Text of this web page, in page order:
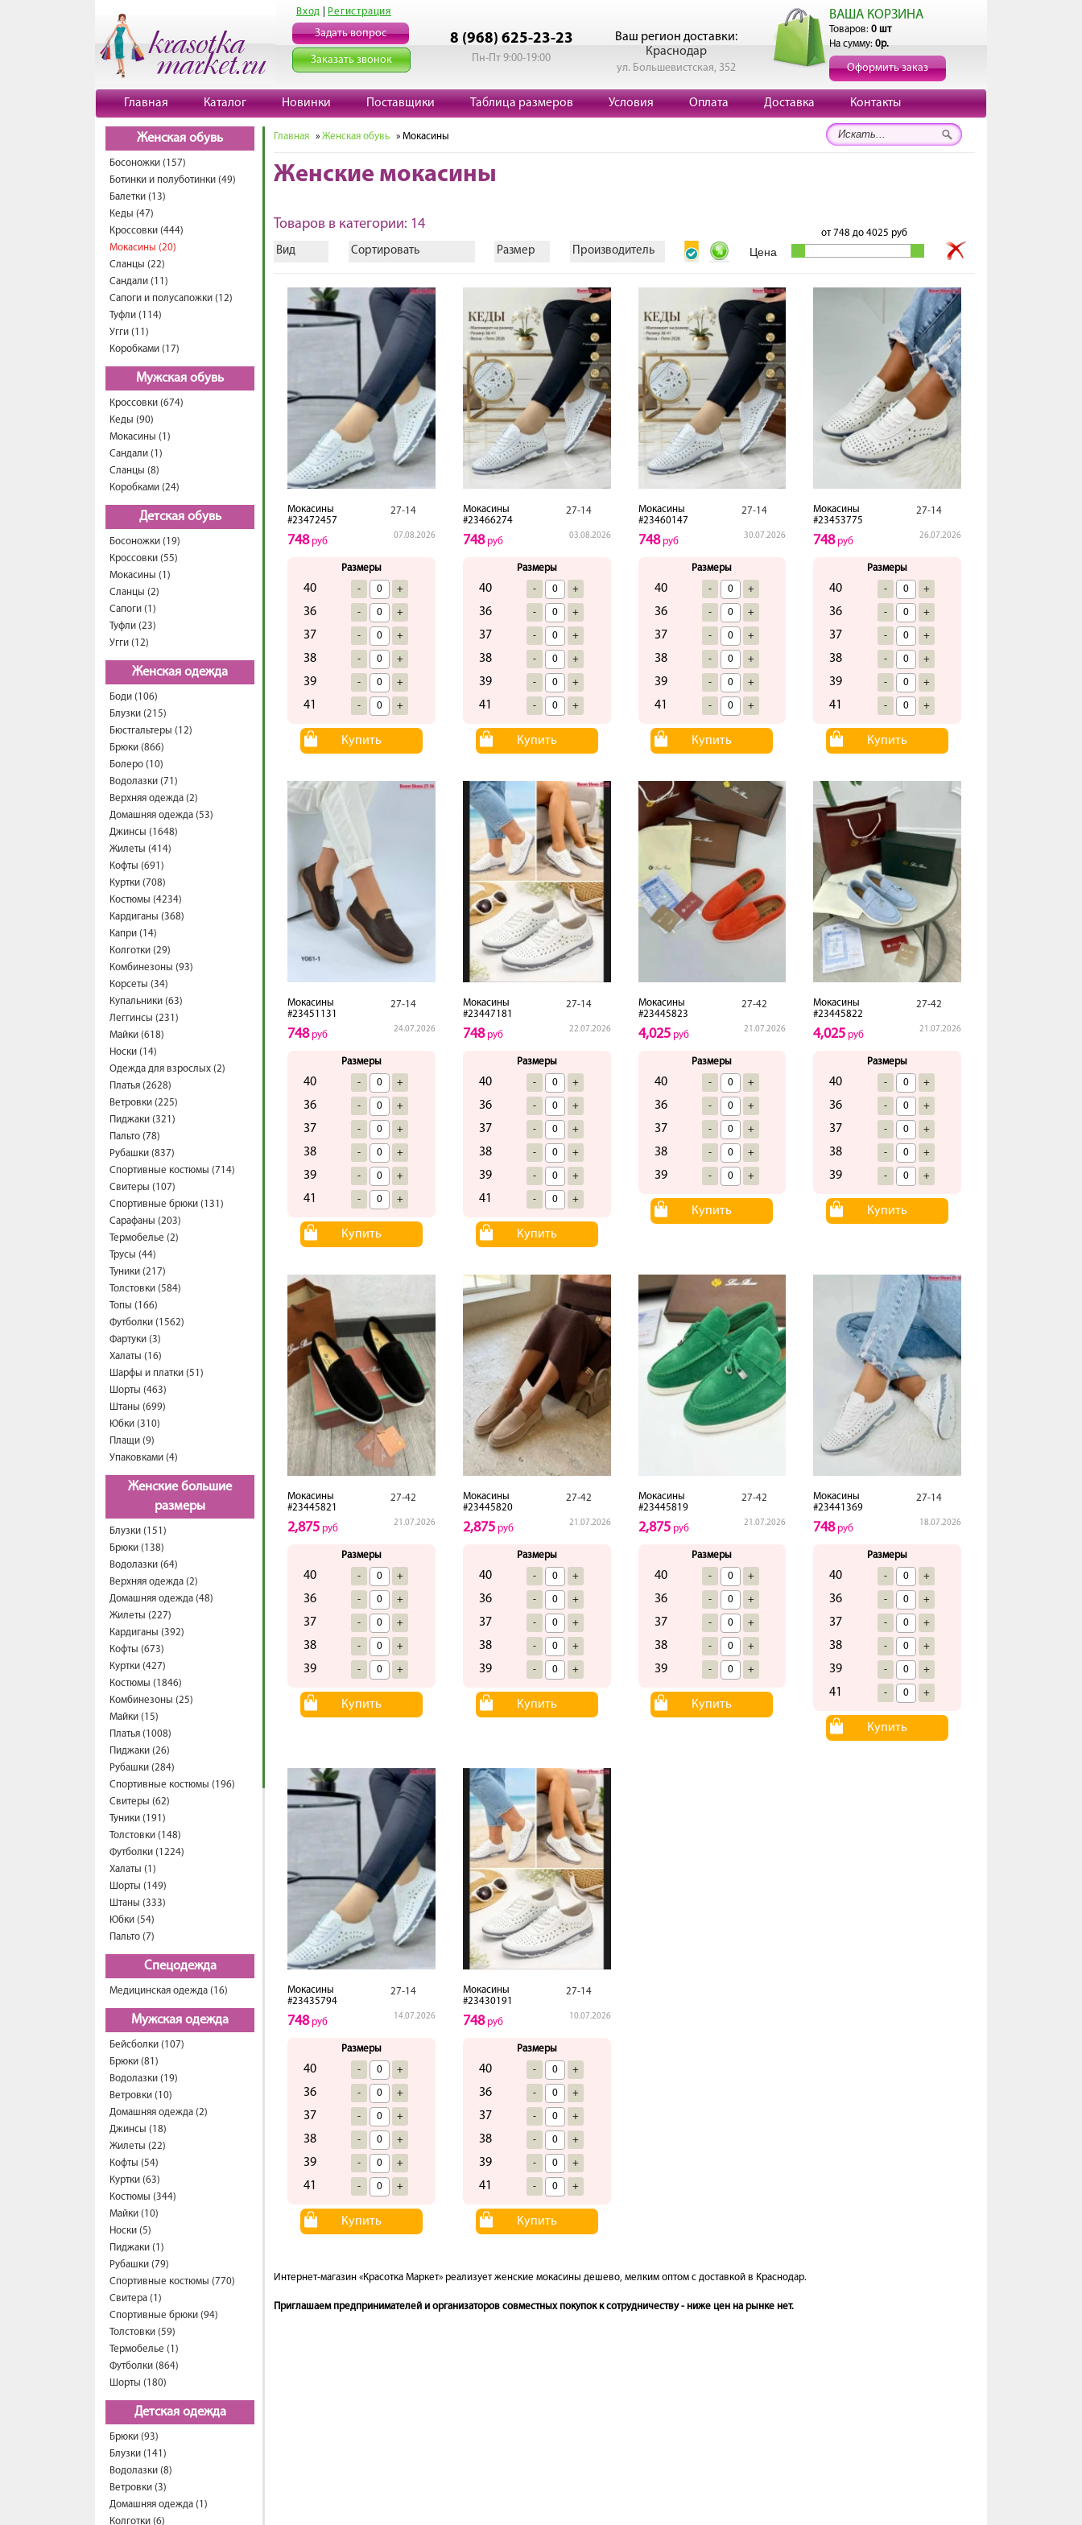
Вход Регистрация
Задать вопрос
Заказать звонок
8 (968) 625-23-23
Пн-Пт 9:00-19:00
Ваш регион доставки:
Краснодар
ул. Большевистская, 352
ВАША КОРЗИНА
Товаров: 0 шт
На сумму: 0р.
Оформить заказ
Главная Каталог Новинки Поставщики Таблица размеров Условия Оплата Доставка Контакты
Женская обувь
Босоножки (157)
Ботинки и полуботинки (49)
Балетки (13)
Кеды (47)
Кроссовки (444)
Мокасины (20)
Сланцы (22)
Сандали (11)
Сапоги и полусапожки (12)
Туфли (114)
Угги (11)
Коробками (17)
Мужская обувь
Кроссовки (674)
Кеды (90)
Мокасины (1)
Сандали (1)
Сланцы (8)
Коробками (24)
Детская обувь
Босоножки (19)
Кроссовки (55)
Мокасины (1)
Сланцы (2)
Сапоги (1)
Туфли (23)
Угги (12)
Женская одежда
Боди (106)
Блузки (215)
Бюстгальтеры (12)
Брюки (866)
Болеро (10)
Водолазки (71)
Верхняя одежда (2)
Домашняя одежда (53)
Джинсы (1648)
Жилеты (414)
Кофты (691)
Куртки (708)
Костюмы (4234)
Кардиганы (368)
Капри (14)
Колготки (29)
Комбинезоны (93)
Корсеты (34)
Купальники (63)
Леггинсы (231)
Майки (618)
Носки (14)
Одежда для взрослых (2)
Платья (2628)
Ветровки (225)
Пиджаки (321)
Пальто (78)
Рубашки (837)
Спортивные костюмы (714)
Свитеры (107)
Спортивные брюки (131)
Сарафаны (203)
Термобелье (2)
Трусы (44)
Туники (217)
Толстовки (584)
Топы (166)
Футболки (1562)
Фартуки (3)
Халаты (16)
Шарфы и платки (51)
Шорты (463)
Штаны (699)
Юбки (310)
Плащи (9)
Упаковками (4)
Женские большие
размеры
Блузки (151)
Брюки (138)
Водолазки (64)
Верхняя одежда (2)
Домашняя одежда (48)
Жилеты (227)
Кардиганы (392)
Кофты (673)
Куртки (427)
Костюмы (1846)
Комбинезоны (25)
Майки (15)
Платья (1008)
Пиджаки (26)
Рубашки (284)
Спортивные костюмы (196)
Свитеры (62)
Туники (191)
Толстовки (148)
Футболки (1224)
Халаты (1)
Шорты (149)
Штаны (333)
Юбки (54)
Пальто (7)
Спецодежда
Медицинская одежда (16)
Мужская одежда
Бейсболки (107)
Брюки (81)
Водолазки (19)
Ветровки (10)
Домашняя одежда (2)
Джинсы (18)
Жилеты (22)
Кофты (54)
Куртки (63)
Костюмы (344)
Майки (10)
Носки (5)
Пиджаки (1)
Рубашки (79)
Спортивные костюмы (770)
Свитера (1)
Спортивные брюки (94)
Толстовки (59)
Термобелье (1)
Футболки (864)
Шорты (180)
Детская одежда
Брюки (93)
Блузки (141)
Водолазки (8)
Ветровки (3)
Домашняя одежда (1)
Колготки (6)
Главная » Женская обувь » Мокасины
Женские мокасины
Товаров в категории: 14
Вид Сортировать Размер Производитель
от748до 4025 руб
Мокасины
#23472457
27-14
07.08.2026
748руб
Размеры
40 - +
36 - +
37 - +
38 - +
39 - +
41 - +
Купить
Мокасины
#23466274
27-14
03.08.2026
748руб
Размеры
40 - +
36 - +
37 - +
38 - +
39 - +
41 - +
Купить
Мокасины
#23460147
27-14
30.07.2026
748руб
Размеры
40 - +
36 - +
37 - +
38 - +
39 - +
41 - +
Купить
Мокасины
#23453775
27-14
26.07.2026
748руб
Размеры
40 - +
36 - +
37 - +
38 - +
39 - +
41 - +
Купить
Мокасины
#23451131
27-14
24.07.2026
748руб
Размеры
40 - +
36 - +
37 - +
38 - +
39 - +
41 - +
Купить
Мокасины
#23447181
27-14
22.07.2026
748руб
Размеры
40 - +
36 - +
37 - +
38 - +
39 - +
41 - +
Купить
Мокасины
#23445823
27-42
21.07.2026
4,025руб
Размеры
40 - +
36 - +
37 - +
38 - +
39 - +
Купить
Мокасины
#23445822
27-42
21.07.2026
4,025 руб
Размеры
40 - +
36 - +
37 - +
38 - +
39 - +
Купить
Мокасины
#23445821
27-42
21.07.2026
2,875 руб
Размеры
40 - +
36 - +
37 - +
38 - +
39 - +
Купить
Мокасины
#23445820
27-42
21.07.2026
2,875руб
Размеры
40 - +
36 - +
37 - +
38 - +
39 - +
Купить
Мокасины
#23445819
27-42
21.07.2026
2,875руб
Размеры
40 - +
36 - +
37 - +
38 - +
39 - +
Купить
Мокасины
#23441369
27-14
18.07.2026
748руб
Размеры
40 - +
36 - +
37 - +
38 - +
39 - +
41 - +
Купить
Мокасины
#23435794
27-14
14.07.2026
748руб
Размеры
40 - +
36 - +
37 - +
38 - +
39 - +
41 - +
Купить
Мокасины
#23430191
27-14
10.07.2026
748руб
Размеры
40 - +
36 - +
37 - +
38 - +
39 - +
41 - +
Купить
Интернет-магазин «Красотка Маркет» реализует женские мокасины дешево, мелким оптом с доставкой в Краснодар.
Приглашаем предпринимателей и организаторов совместных покупок к сотрудничеству - ниже цен на рынке нет.